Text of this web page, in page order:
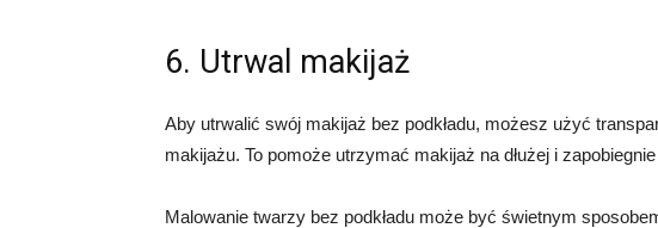
6. Utrwal makijaż
Aby utrwalić swój makijaż bez podkładu, możesz użyć
makijażu. To pomoże utrzymać makijaż na dłużej i
Malowanie twarzy bez podkładu może być świetnym